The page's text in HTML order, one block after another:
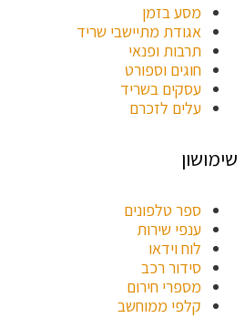
מסע בזמן
אגודת מתיישבי שריד
תרבות ופנאי
חוגים וספורט
עסקים בשריד
עלים לזכרם
שימושון
ספר טלפונים
ענפי שירות
לוח וידאו
סידור רכב
מספרי חירום
קלפי ממוחשב